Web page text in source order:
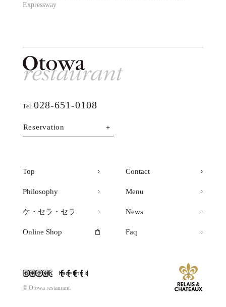
Expressway
Tel. 028-651-0108
Reservation
Top Contact
Philosophy Menu
ケ・セラ・セラ News
Online Shop Faq
Instagram Facebook
© Otowa restaurant.